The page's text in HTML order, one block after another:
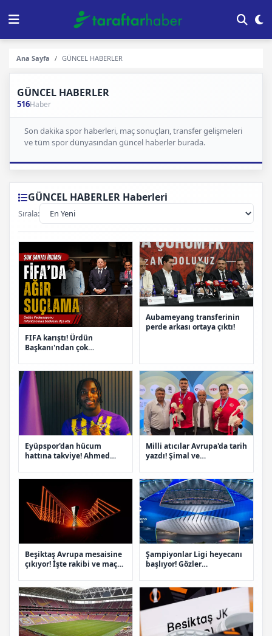
Ana Sayfa GÜNCEL HABERLER
GÜNCEL HABERLER
516Haber
Son dakika spor haberleri, maç sonuçları, transfer gelişmeleri
ve tüm spor dünyasından güncel haberler burada.
GÜNCEL HABERLER Haberleri
Sırala:
FIFA karıştı! Ürdün
Başkanı'ndan çok
Aubameyang transferinin
perde arkası ortaya çıktı!
Eyüpspor'dan hücum
hattına takviye! Ahmed
Milli atıcılar Avrupa'da tarih
yazdı! Şimal ve
madalya
Beşiktaş Avrupa mesaisine
çıkıyor! İşte rakibi ve maç
Şampiyonlar Ligi heyecanı
başlıyor! Gözler